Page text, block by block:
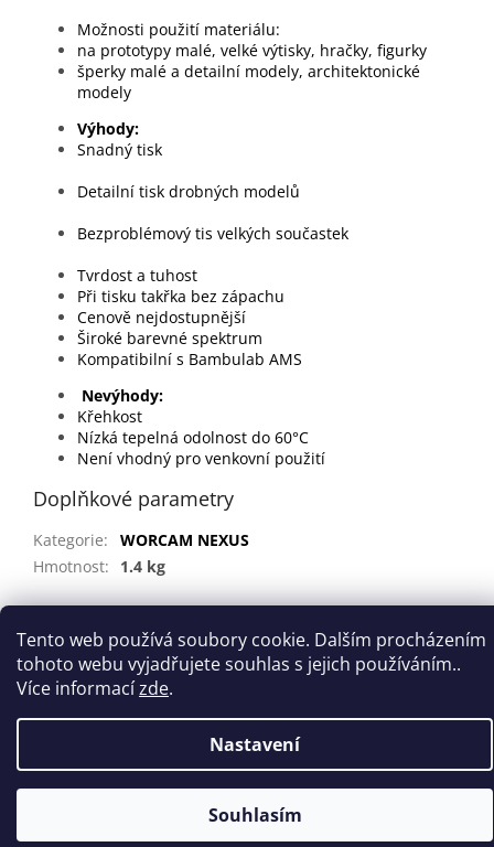
Tento web používá soubory cookie. Dalším procházením
tohoto webu vyjadřujete souhlas s jejich používáním..
Více informacízde.
Nastavení
Souhlasím
Možnosti použití materiálu:
na prototypy malé, velké výtisky, hračky, figurky
šperky malé a detailní modely, architektonické
modely
Snadný tisk
Detailní tisk drobných modelů
Bezproblémový tis velkých součastek
Tvrdost a tuhost
Při tisku takřka bez zápachu
Cenově nejdostupnější
Široké barevné spektrum
Kompatibilní s Bambulab AMS
Nevýhody:
Křehkost
Nízká tepelná odolnost do 60°C
Není vhodný pro venkovní použití
Doplňkové parametry
Kategorie:
WORCAM NEXUS
Hmotnost: 1.4 kg
Vytvořil Shoptet
WORCAM. Všechna práva vyhrazena.